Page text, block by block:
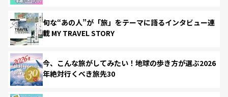
旬な“あの人”が「旅」をテーマに語るインタビュー連
載 MY TRAVEL STORY
今、こんな旅がしてみたい！地球の歩き方が選ぶ2026
年絶対行くべき旅先30